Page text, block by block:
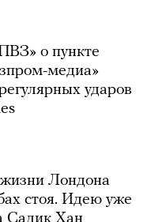
о пункте
медиа»
ударов
Лондона
стоя. Идею уже
Садик Хан